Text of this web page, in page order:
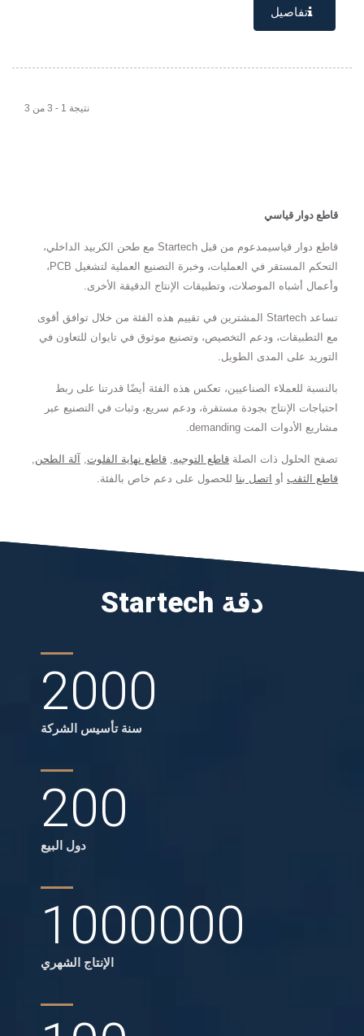
تفاصيل
نتيجة 1 - 3 من 3
قاطع دوار قياسي
قاطع دوار قياسيمدعوم من قبل Startech مع طحن الكربيد الداخلي،
التحكم المستقر في العمليات، وخبرة التصنيع العملية لتشغيل PCB،
وأعمال أشباه الموصلات، وتطبيقات الإنتاج الدقيقة الأخرى.
تساعد Startech المشترين في تقييم هذه الفئة من خلال توافق أقوى
مع التطبيقات، ودعم التخصيص، وتصنيع موثوق في تايوان للتعاون في
التوريد على المدى الطويل.
بالنسبة للعملاء الصناعيين، تعكس هذه الفئة أيضًا قدرتنا على ربط
احتياجات الإنتاج بجودة مستقرة، ودعم سريع، وثبات في التصنيع عبر
مشاريع الأدوات المت demanding.
تصفح الحلول ذات الصلة قاطع التوجيه قاطع نهاية الفلوت آلة الطحن
قاطع الثقب أو اتصل بنا للحصول على دعم خاص بالفئة.
Startech دقة
2000
سنة تأسيس الشركة
200
دول البيع
1000000
الإنتاج الشهري